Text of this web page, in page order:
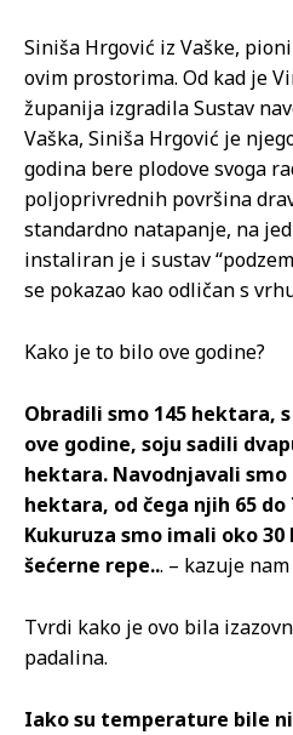
Siniša Hrgović iz Vaške,
ovim prostorima. Od kad je
županija izgradila Sustav
Vaška, Siniša Hrgović je
godina bere plodove svoga
poljoprivrednih površina
standardno natapanje, na
instaliran je i sustav
se pokazao kao odličan s
Kako je to bilo ove godine?
Obradili smo 145 hektara,
ove godine, soju sadili
hektara. Navodnjavali smo
hektara, od čega njih 65
Kukuruza smo imali oko
šećerne repe... – kazuje
Tvrdi kako je ovo bila
padalina.
Iako su temperature bile